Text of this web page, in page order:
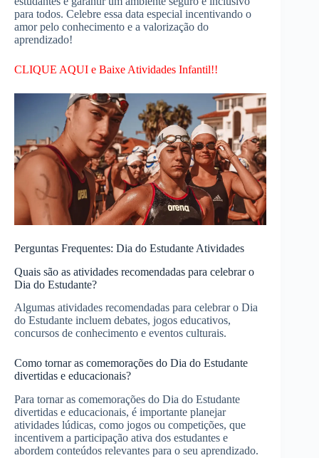
para todos. Celebre essa data especial incentivando o
amor pelo conhecimento e a valorização do
aprendizado!
CLIQUE AQUI e Baixe Atividades Infantil!!
Perguntas Frequentes: Dia do Estudante Atividades
Quais são as atividades recomendadas para celebrar o
Dia do Estudante?
Algumas atividades recomendadas para celebrar o Dia
do Estudante incluem debates, jogos educativos,
concursos de conhecimento e eventos culturais.
Como tornar as comemorações do Dia do Estudante
divertidas e educacionais?
Para tornar as comemorações do Dia do Estudante
divertidas e educacionais, é importante planejar
atividades lúdicas, como jogos ou competições, que
incentivem a participação ativa dos estudantes e
abordem conteúdos relevantes para o seu aprendizado.